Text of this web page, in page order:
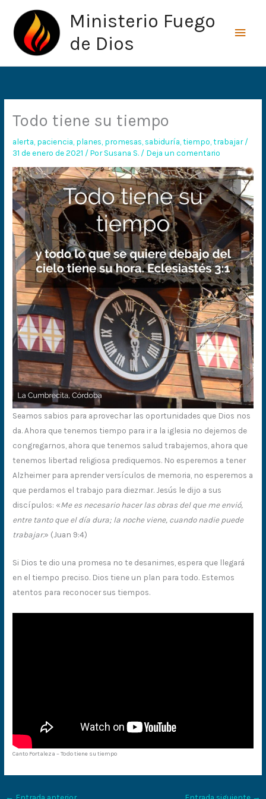
contenido
Ministerio Fuego
de Dios
Todo tiene su tiempo
alerta paciencia planes promesas sabiduría ,tiempo ,trabajar/
31 de enero de 2021 / PorSusana S. / Deja un comentario
Seamos sabios para aprovechar las oportunidades que Dios nos
da. Ahora que tenemos tiempo para ir a la iglesia no dejemos de
congregarnos, ahora que tenemos salud trabajemos, ahora que
tenemos libertad religiosa prediquemos. No esperemos a tener
Alzheimer para aprender versículos de memoria, no esperemos a
que perdamos el trabajo para diezmar. Jesús le dijo a sus
discípulos: «Me es necesario hacer las obras del que me envió,
entre tanto que el día dura; la noche viene, cuando nadie puede
trabajar.» (Juan 9:4)
Si Dios te dio una promesa no te desanimes, espera que llegará
en el tiempo preciso. Dios tiene un plan para todo. Estemos
atentos para reconocer sus tiempos.
Canto Fortaleza – Todo tiene su tiempo